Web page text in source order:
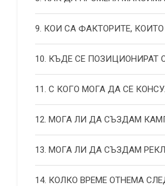
9. КОИ СА ФАКТОРИТЕ,
10. КЪДЕ СЕ ПОЗИЦИОНИРАТ
11. С КОГО МОГА ДА СЕ
12. МОГА ЛИ ДА СЪЗДАМ
13. МОГА ЛИ ДА СЪЗДАМ
14. КОЛКО ВРЕМЕ ОТНЕМА